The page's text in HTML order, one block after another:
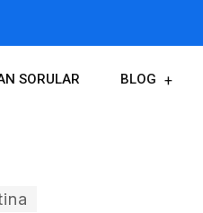
SORULAR BLOG